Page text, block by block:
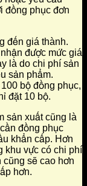
đồng phục đơn
đến giá thành.
được mức giá
là do chi phí sản
sản phẩm.
bộ đồng phục,
đặt 10 bộ.
sản xuất cũng là
đồng phục
khẩn cấp. Hơn
khu vực có chi phí
cũng sẽ cao hơn
hơn.